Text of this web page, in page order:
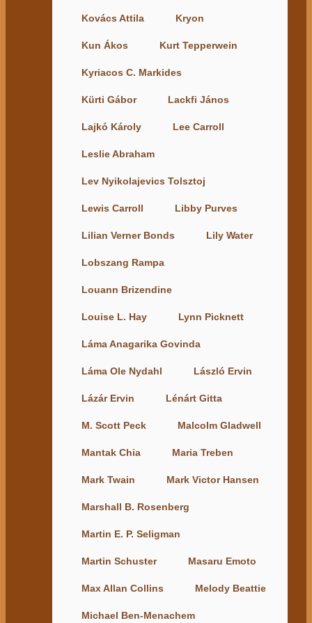
Kovács Attila Kryon
Kun Ákos Kurt Tepperwein
Kyriacos C. Markides
Kürti Gábor Lackfi János
Lajkó Károly Lee Carroll
Leslie Abraham
Lev Nyikolajevics Tolsztoj
Lewis Carroll Libby Purves
Lilian Verner Bonds Lily Water
Lobszang Rampa
Louann Brizendine
Louise L. Hay Lynn Picknett
Láma Anagarika Govinda
Láma Ole Nydahl László Ervin
Lázár Ervin Lénárt Gitta
M. Scott Peck Malcolm Gladwell
Mantak Chia Maria Treben
Mark Twain Mark Victor Hansen
Marshall B. Rosenberg
Martin E. P. Seligman
Martin Schuster Masaru Emoto
Max Allan Collins Melody Beattie
Michael Ben-Menachem